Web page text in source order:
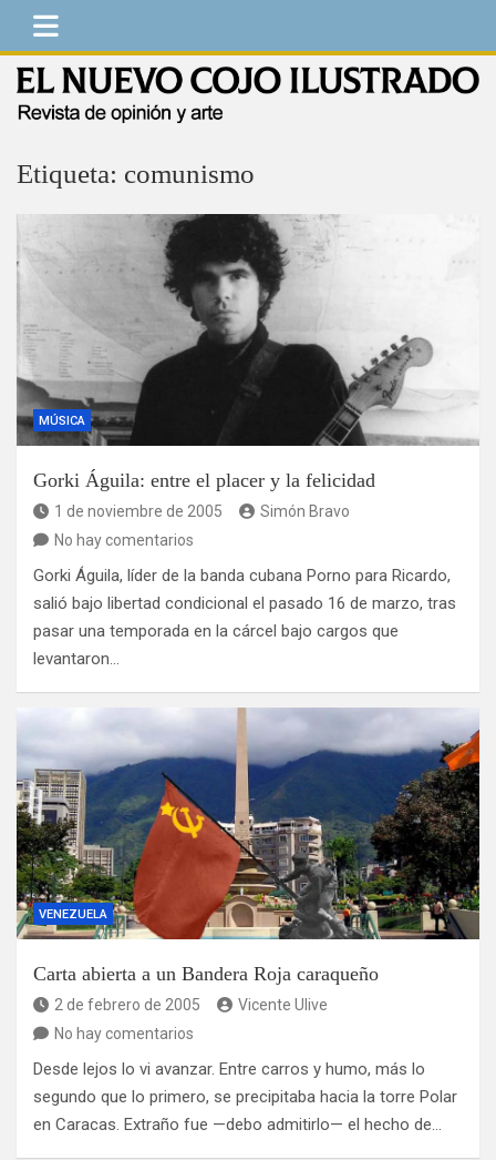
Saltar
contenido
Etiqueta: comunismo
MÚSICA
Gorki Águila: entre el placer y la felicidad
1 de noviembre de 2005
Simón Bravo
No hay comentarios
Gorki Águila, líder de la banda cubana Porno para Ricardo,
salió bajo libertad condicional el pasado 16 de marzo, tras
pasar una temporada en la cárcel bajo cargos que
levantaron…
VENEZUELA
Carta abierta a un Bandera Roja caraqueño
2 de febrero de 2005
Vicente Ulive
No hay comentarios
Desde lejos lo vi avanzar. Entre carros y humo, más lo
segundo que lo primero, se precipitaba hacia la torre Polar
en Caracas. Extraño fue —debo admitirlo— el hecho de…